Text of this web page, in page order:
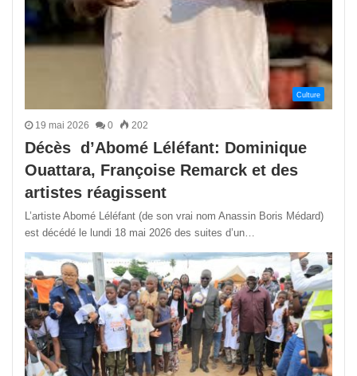
Culture
19 mai 2026 0 202
Décès d’Abomé Léléfant: Dominique
Ouattara, Françoise Remarck et des
artistes réagissent
L’artiste Abomé Léléfant (de son vrai nom Anassin Boris Médard)
est décédé le lundi 18 mai 2026 des suites d’un…